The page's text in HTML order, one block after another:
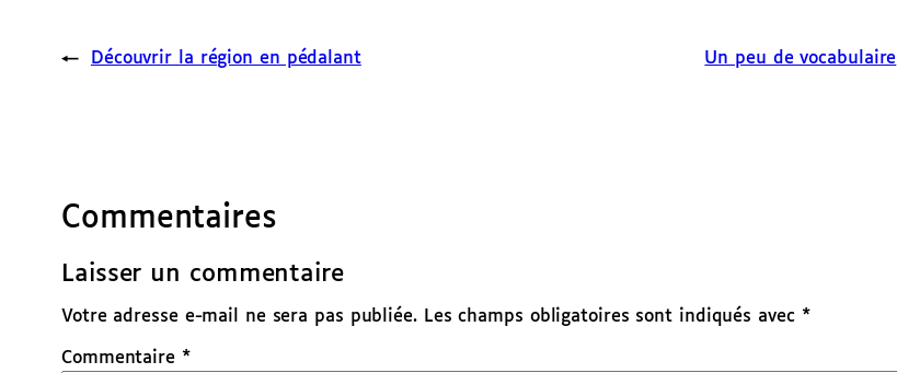
← Découvrir la région en pédalant Un peu de vocabulaire
Commentaires
Laisser un commentaire
Votre adresse e-mail ne sera pas publiée. Les champs obligatoires sont indiqués avec *
Commentaire *